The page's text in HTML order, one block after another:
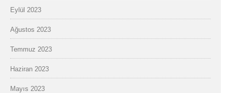
Eylül 2023
Ağustos 2023
Temmuz 2023
Haziran 2023
Mayıs 2023